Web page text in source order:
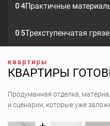
Практичные
Трехступенчатая
квартиры
КВАРТИРЫ
Продуманная отделка,
и сценарии, которые уже